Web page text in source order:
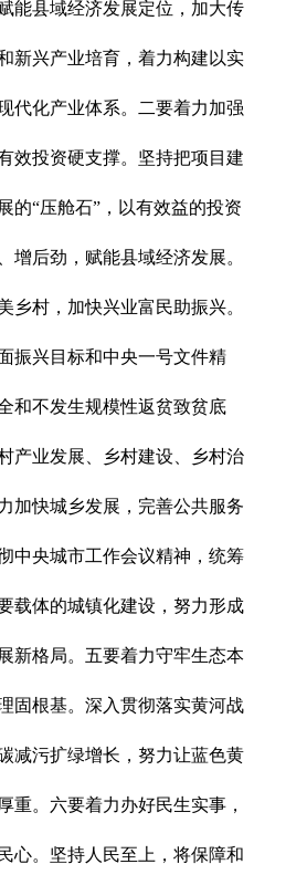
能县域经济发展定位，加大传
新兴产业培育，着力构建以实
代化产业体系。二要着力加强
效投资硬支撑。坚持把项目建
的“压舱石”，以有效益的投资
增后劲，赋能县域经济发展。
乡村，加快兴业富民助振兴。
振兴目标和中央一号文件精
和不发生规模性返贫致贫底
产业发展、乡村建设、乡村治
加快城乡发展，完善公共服务
中央城市工作会议精神，统筹
载体的城镇化建设，努力形成
新格局。五要着力守牢生态本
固根基。深入贯彻落实黄河战
减污扩绿增长，努力让蓝色黄
重。六要着力办好民生实事，
心。坚持人民至上，将保障和